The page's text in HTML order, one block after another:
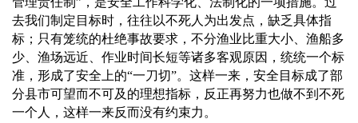
去我们制定目标时，往往以不死人为出发点，缺乏具体指
标；只有笼统的杜绝事故要求，不分渔业比重大小、渔船多
少、渔场远近、作业时间长短等诸多客观原因，统统一个标
准，形成了安全上的“一刀切”。这样一来，安全目标成了部
分县市可望而不可及的理想指标，反正再努力也做不到不死
一个人，这样一来反而没有约束力。